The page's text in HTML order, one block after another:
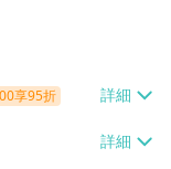
享95折